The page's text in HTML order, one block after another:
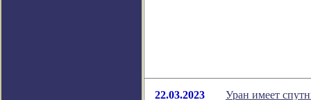
22.03.2023
Уран имеет